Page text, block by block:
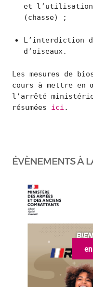
et l’utilisation
(chasse) ;
L’interdiction
d’oiseaux.
Les mesures de
cours à mettre en
l’arrêté
résumées ici .
ÉVÈNEMENTS À